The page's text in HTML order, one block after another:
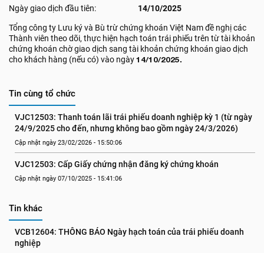
Ngày giao dịch đầu tiên:
14/10/2025
Tổng công ty Lưu ký và Bù trừ chứng khoán Việt Nam đề nghị các
Thành viên theo dõi, thực hiện hạch toán trái phiếu trên từ tài khoản
chứng khoán chờ giao dịch sang tài khoản chứng khoán giao dịch
cho khách hàng (nếu có) vào ngày14/10/2025.
Tin cùng tổ chức
VJC12503: Thanh toán lãi trái phiếu doanh nghiệp kỳ 1 (từ ngày
24/9/2025 cho đến, nhưng không bao gồm ngày 24/3/2026)
Cập nhật ngày 23/02/2026 - 15:50:06
VJC12503: Cấp Giấy chứng nhận đăng ký chứng khoán
Cập nhật ngày 07/10/2025 - 15:41:06
Tin khác
VCB12604: THÔNG BÁO Ngày hạch toán của trái phiếu doanh
nghiệp